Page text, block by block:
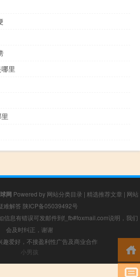
里
网 Powered by 网站分类目录 | 精选推荐文章 | 网站
难解答 陕ICP备05039492号
信息有错误可发邮件到f_fb#foxmail.com说明，我们
会及时纠正，谢谢
趣爱好，不接盈利性广告及商业合作
小男孩